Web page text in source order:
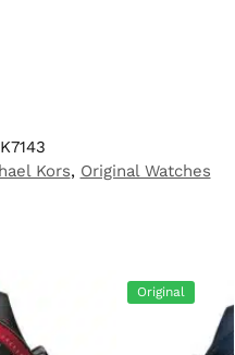
Kors, Original Watches
Original